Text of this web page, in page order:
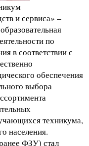
и сервиса» –
по
в соответствии с
обеспечения
выбора
техникума,
населения.
ФЗУ) стал